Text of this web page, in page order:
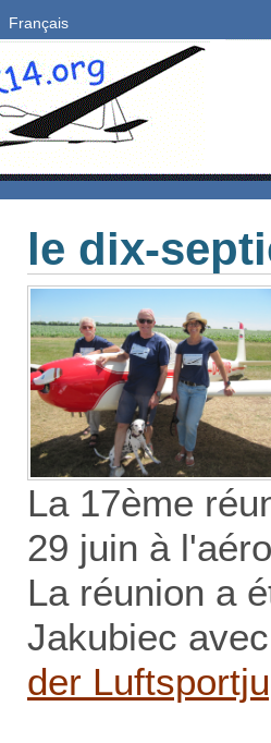
Français
le dix-
La 17ème
29 juin à
La réunion a
Jakubiec
der